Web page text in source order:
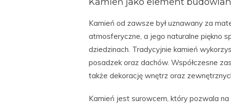
Kamień od zawsze był uznawany za
atmosferyczne, a jego naturalne piękno
dziedzinach. Tradycyjnie kamień
posadzek oraz dachów. Współczesne
także dekorację wnętrz oraz
Kamień jest surowcem, który pozwala